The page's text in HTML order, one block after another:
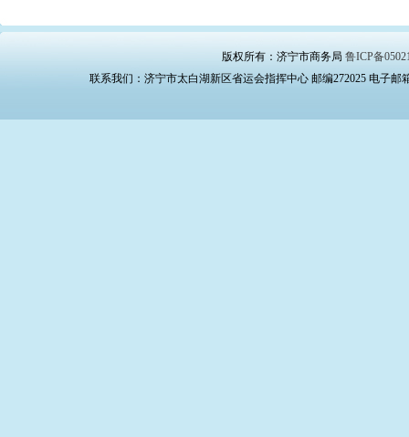
版权所有：济宁市商务局鲁ICP备
联系我们：济宁市太白湖新区省运会指挥中心 邮编272025 电子邮